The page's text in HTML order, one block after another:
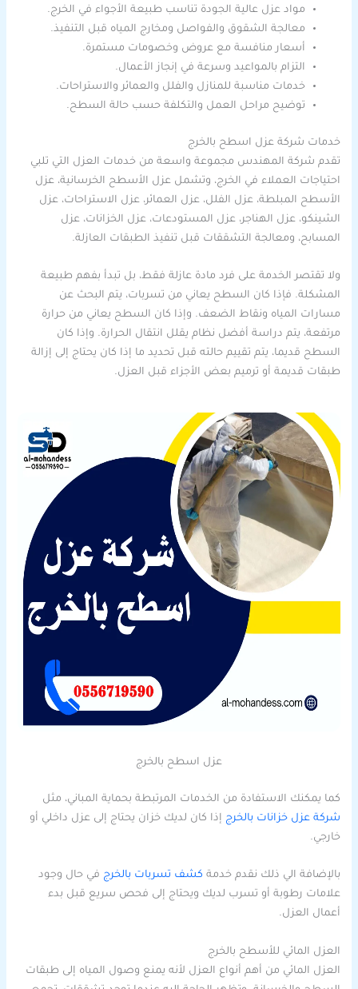
مواد عزل عالية الجودة تناسب طبيعة الأجواء في الخرج.
معالجة الشقوق والفواصل ومخارج المياه قبل التنفيذ.
أسعار منافسة مع عروض وخصومات مستمرة.
التزام بالمواعيد وسرعة في إنجاز الأعمال.
خدمات مناسبة للمنازل والفلل والعمائر والاستراحات.
توضيح مراحل العمل والتكلفة حسب حالة السطح.
خدمات شركة عزل اسطح بالخرج
تقدم شركة المهندس مجموعة واسعة من خدمات العزل التي تلبي
احتياجات العملاء في الخرج، وتشمل عزل الأسطح الخرسانية، عزل
الأسطح المبلطة، عزل الفلل، عزل العمائر، عزل الاستراحات، عزل
الشينكو، عزل الهناجر، عزل المستودعات، عزل الخزانات، عزل
المسابح، ومعالجة التشققات قبل تنفيذ الطبقات العازلة.
ولا تقتصر الخدمة على فرد مادة عازلة فقط، بل تبدأ بفهم طبيعة
المشكلة. فإذا كان السطح يعاني من تسربات، يتم البحث عن
مسارات المياه ونقاط الضعف. وإذا كان السطح يعاني من حرارة
مرتفعة، يتم دراسة أفضل نظام يقلل انتقال الحرارة. وإذا كان
السطح قديما، يتم تقييم حالته قبل تحديد ما إذا كان يحتاج إلى إزالة
طبقات قديمة أو ترميم بعض الأجزاء قبل العزل.
عزل اسطح بالخرج
كما يمكنك الاستفادة من الخدمات المرتبطة بحماية المباني، مثل
شركة عزل خزانات بالخرج إذا كان لديك خزان يحتاج إلى عزل داخلي أو
خارجي.
بالإضافة الي ذلك نقدم خدمة كشف تسربات بالخرج في حال وجود
علامات رطوبة أو تسرب لديك ويحتاج إلى فحص سريع قبل بدء
أعمال العزل.
العزل المائي للأسطح بالخرج
العزل المائي من أهم أنواع العزل لأنه يمنع وصول المياه إلى طبقات